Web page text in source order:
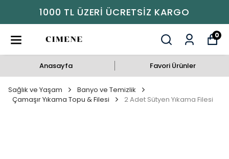
1000 TL ÜZERI ÜCRETSIZ KARGO
0
Anasayfa Favori Ürünler
Sağlık ve Yaşam
Banyo ve Temizlik
Çamaşır Yıkama Topu & Filesi
2 Adet Sütyen Yıkama Filesi